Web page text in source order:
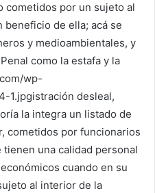
cometidos por un sujeto al
de ella; acá se
y medioambientales, y
como la estafa y la
wp-
1.jpgistración desleal,
la integra un listado de
cometidos por funcionarios
una calidad personal
cuando en su
al interior de la